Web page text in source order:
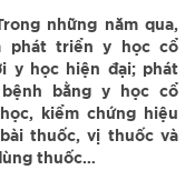
những năm qua,
phát triển y học cổ
y học hiện đại; phát
bằng y học cổ
kiểm chứng hiệu
thuốc, vị thuốc và
thuốc…